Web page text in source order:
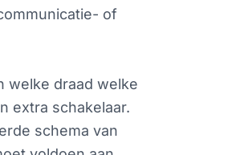
of
welke draad welke
extra schakelaar.
schema van